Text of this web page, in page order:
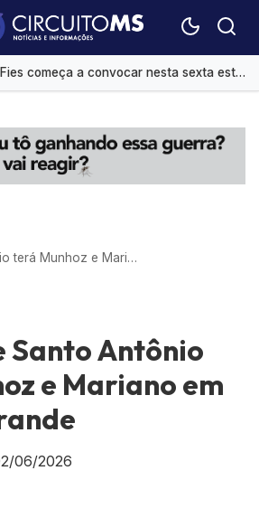
Fies começa a convocar nesta sexta estudantes em lista de espera
Mato Grosso do Sul amplia ações de alfabetização infantil
Arraial de Santo Antônio terá Munhoz e Mariano em Campo Grande
Antônio
e Mariano em
06/2026